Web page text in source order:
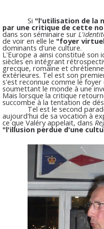
Si "l'utilisation de la
par une critique de cette
dans son séminaire sur
de voir en elle le "foyer
dominants d'une culture.
L'Europe a ainsi constitué son
siècles en intégrant
grecque, romaine et
extérieures. Tel est son
s'est reconnue comme le foyer
soumettant le monde à une
Mais lorsque la critique
succombe à la tentation de
Tel est le second
aujourd'hui de sa vocation à
ce que Valéry appelait, dans
"l'illusion perdue d'une